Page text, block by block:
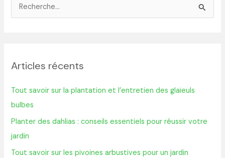
e
c
h
e
r
Articles récents
Tout savoir sur la plantation et l’entretien des glaïeuls
bulbes
Planter des dahlias : conseils essentiels pour réussir votre
jardin
Tout savoir sur les pivoines arbustives pour un jardin